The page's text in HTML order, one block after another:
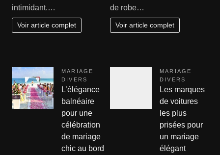
intimidant.…
Voir article complet
de robe…
Voir article complet
MARIAGE
DIVERS
L’élégance
balnéaire
pour une
célébration
de mariage
chic au bord
MARIAGE
DIVERS
Les marques
de voitures
les plus
prisées pour
un mariage
élégant